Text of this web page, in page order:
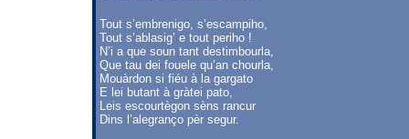
Tout s’embrenigo, s’escampiho,
Tout s’ablasig’ e tout periho !
N’i a que soun tant destimbourla,
Que tau dei fouele qu’an chourla,
Mouàrdon si fiéu à la gargato
E lei butant à gràtei pato,
Leis escourtègon sèns rancur
Dins l’alegranço pèr segur.